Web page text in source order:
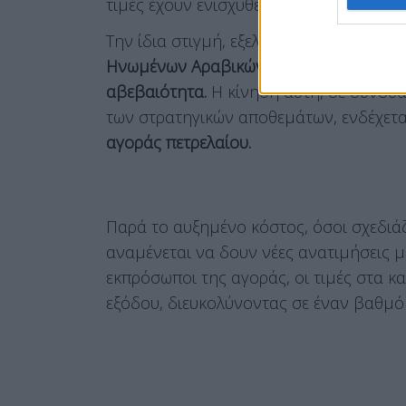
τιμές έχουν ενισχυθεί κατά λίγα λεπτά
Την ίδια στιγμή, εξελίξεις στη διεθνή
Ηνωμένων Αραβικών Εμιράτων από
αβεβαιότητα. Η κίνηση αυτή, σε
των στρατηγικών αποθεμάτων,
αγοράς πετρελαίου.
Παρά το αυξημένο κόστος, όσοι
αναμένεται να δουν νέες
εκπρόσωποι της αγοράς, οι τιμές στα
εξόδου, διευκολύνοντας σε έναν βαθμό